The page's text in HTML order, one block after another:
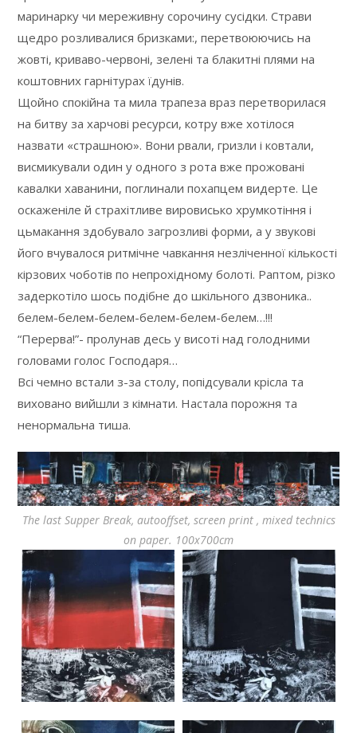
маринарку чи мереживну сорочину сусідки. Страви
щедро розливалися бризками:, перетвоюючись на
жовті, криваво-червоні, зелені та блакитні плями на
коштовних гарнітурах їдунів.
Щойно спокійна та мила трапеза враз перетворилася
на битву за харчові ресурси, котру вже хотілося
назвати «страшною». Вони рвали, гризли і ковтали,
висмикували один у одного з рота вже прожовані
кавалки хаванини, поглинали похапцем видерте. Це
оскаженіле й страхітливе вировисько хрумкотіння і
цьмакання здобувало загрозливі форми, а у звукові
його вчувалося ритмічне чавкання незліченної кількості
кірзових чоботів по непрохідному болоті. Раптом, різко
задеркотіло шось подібне до шкільного дзвоника..
белем-белем-белем-белем-белем-белем…!!!
“Перерва!”- пролунав десь у висоті над голодними
головами голос Господаря…
Всі чемно встали з-за столу, попідсували крісла та
виховано вийшли з кімнати. Настала порожня та
ненормальна тиша.
The last Supper Break, autooffset, screen print , mixed technics
on paper. 100x700cm